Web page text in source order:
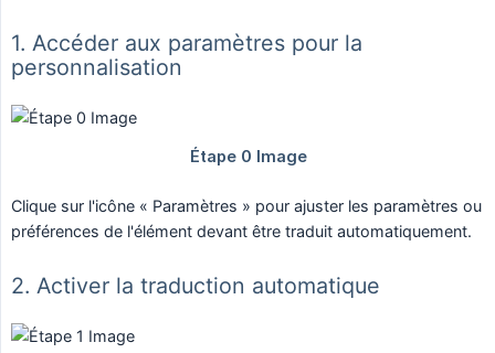
1. Accéder aux paramètres pour la
personnalisation
Clique sur l'icône « Paramètres » pour ajuster les paramètres ou
préférences de l'élément devant être traduit automatiquement.
2. Activer la traduction automatique